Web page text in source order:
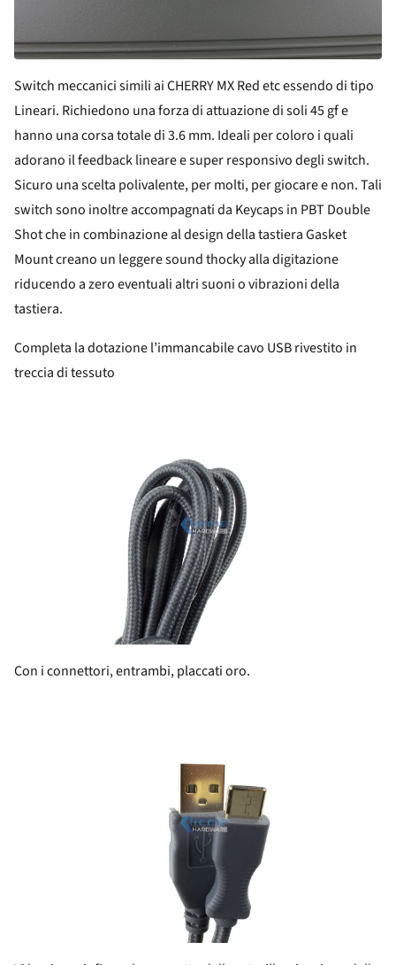
Switch meccanici simili ai CHERRY MX Red etc essendo di tipo
Lineari. Richiedono una forza di attuazione di soli 45 gf e
hanno una corsa totale di 3.6 mm. Ideali per coloro i quali
adorano il feedback lineare e super responsivo degli switch.
Sicuro una scelta polivalente, per molti, per giocare e non. Tali
switch sono inoltre accompagnati da Keycaps in PBT Double
Shot che in combinazione al design della tastiera Gasket
Mount creano un leggere sound thocky alla digitazione
riducendo a zero eventuali altri suoni o vibrazioni della
tastiera.
Completa la dotazione l’immancabile cavo USB rivestito in
treccia di tessuto
Con i connettori, entrambi, placcati oro.